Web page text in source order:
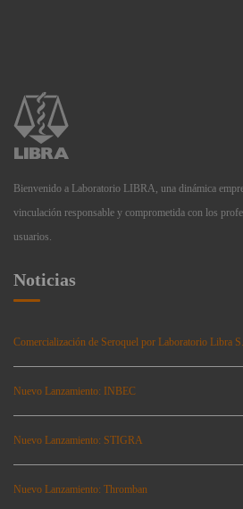
Bienvenido a Laboratorio LIBRA, una dinámica
vinculación responsable y comprometida con los
usuarios.
Noticias
Comercialización de Seroquel por Laboratorio Libra
Nuevo Lanzamiento: INBEC
Nuevo Lanzamiento: STIGRA
Nuevo Lanzamiento: Thromban